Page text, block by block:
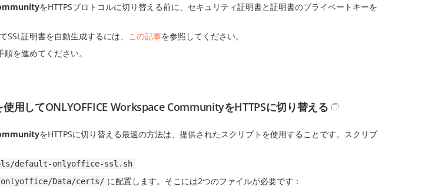
をHTTPSプロトコルに切り替える前に、セキュリティ証明書と証明書のプライベートキーを
SSL証明書を自動生成するには、 この記事を参照してください。
を進めてください。
用してONLYOFFICE Workspace CommunityをHTTPSに切り替える
をHTTPSに切り替える最速の方法は、提供されたスクリプトを使用することです。スクリプ
default-onlyoffice-ssl.sh
onlyoffice/Data/certs/ に配置します。そこには2つのファイルが必要です：